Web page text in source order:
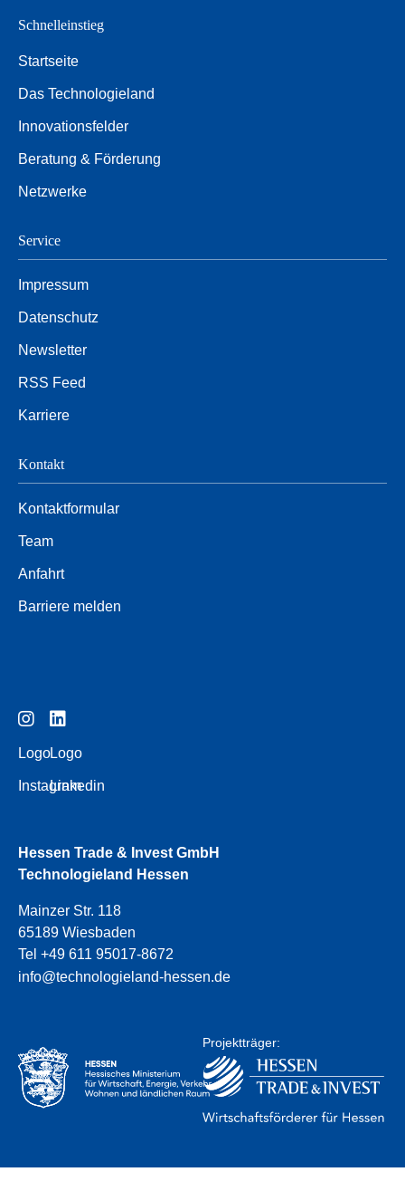
Schnelleinstieg
Startseite
Das Technologieland
Innovationsfelder
Beratung & Förderung
Netzwerke
Service
Impressum
Datenschutz
Newsletter
RSS Feed
Karriere
Kontakt
Kontaktformular
Team
Anfahrt
Barriere melden
Logo
Instagram
Logo
Linkedin
Hessen Trade & Invest GmbH
Technologieland Hessen
Mainzer Str. 118
65189 Wiesbaden
Tel +49 611 95017-8672
info@technologieland-hessen.de
Projektträger: